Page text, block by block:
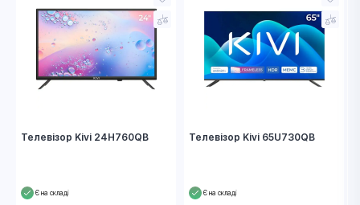
зростанням ціни
зменшенням ціни
назвою
рейтингом
Телевізор Kivi 24H760QB
Є на складі
Телевізор Kivi 65U730QB
Є на складі